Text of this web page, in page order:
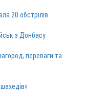
20 обстрілів
з Донбасу
переваги та